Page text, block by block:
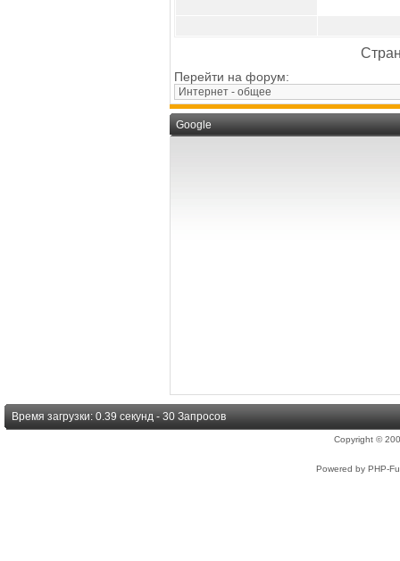
Перейти на форум:
Google
Время загрузки: 0.39 секунд - 30 Запросов
Copyright ©
Powered by PHP-